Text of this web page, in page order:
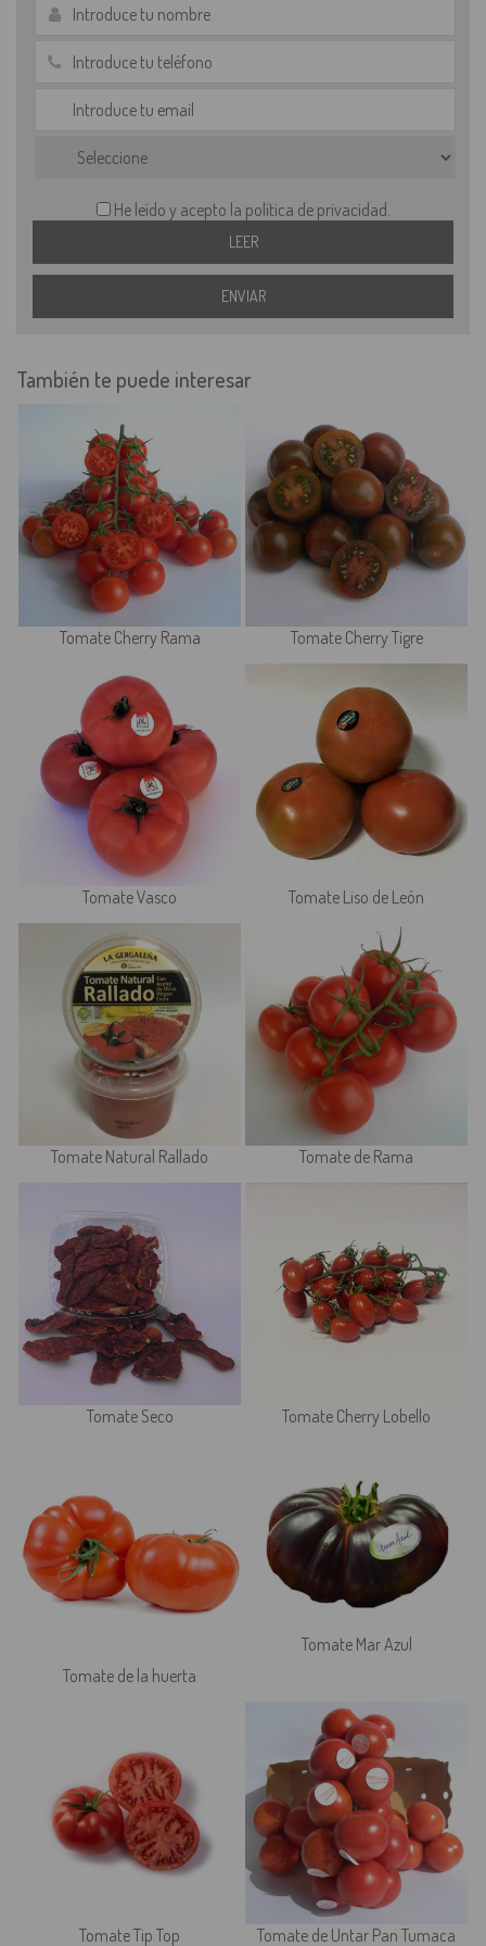
He leído y acepto la política de privacidad.
También te puede interesar
Tomate Cherry Rama Tomate Cherry Tigre
Tomate Vasco Tomate Liso de León
Tomate Natural Rallado Tomate de Rama
Tomate Seco Tomate Cherry Lobello
Tomate de la huerta
Tomate Mar Azul
Tomate Tip Top Tomate de Untar Pan Tumaca